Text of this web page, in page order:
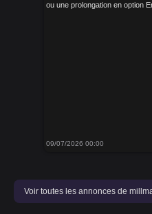
ou une prolongation en option
09/07/2026 00:00
Voir toutes les annonces de